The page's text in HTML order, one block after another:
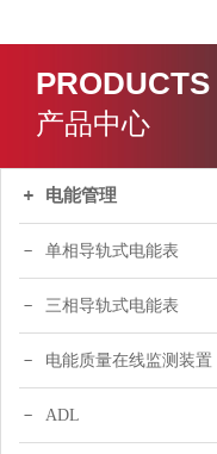
PRODUCTS
产品中心
电能管理
单相导轨式电能表
三相导轨式电能表
电能质量在线监测装置
ADL